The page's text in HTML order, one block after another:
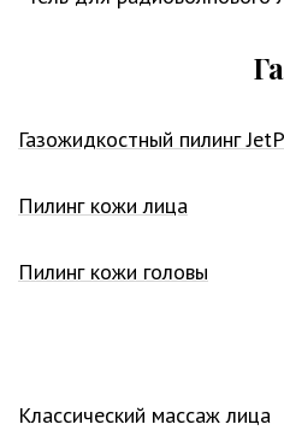
Газожидкостный пилинг
Пилинг кожи лица
Пилинг кожи головы
Классический массаж лица